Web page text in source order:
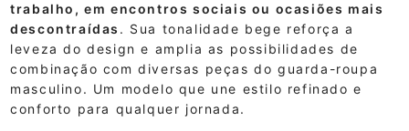
trabalho, em encontros sociais ou ocasiões mais
descontraídas . Sua tonalidade bege reforça a
leveza do design e amplia as possibilidades de
combinação com diversas peças do guarda-roupa
masculino. Um modelo que une estilo refinado e
conforto para qualquer jornada.